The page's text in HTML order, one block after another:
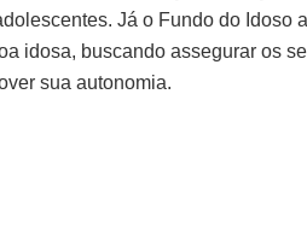
Já o Fundo do Idoso
idosa, buscando assegurar os
sua autonomia.